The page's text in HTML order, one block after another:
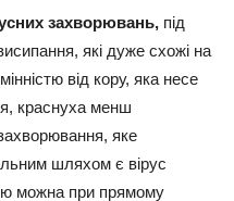
захворювань, під
які дуже схожі на
від кору, яка несе
краснуха менш
яке
шляхом є вірус
можна при прямому